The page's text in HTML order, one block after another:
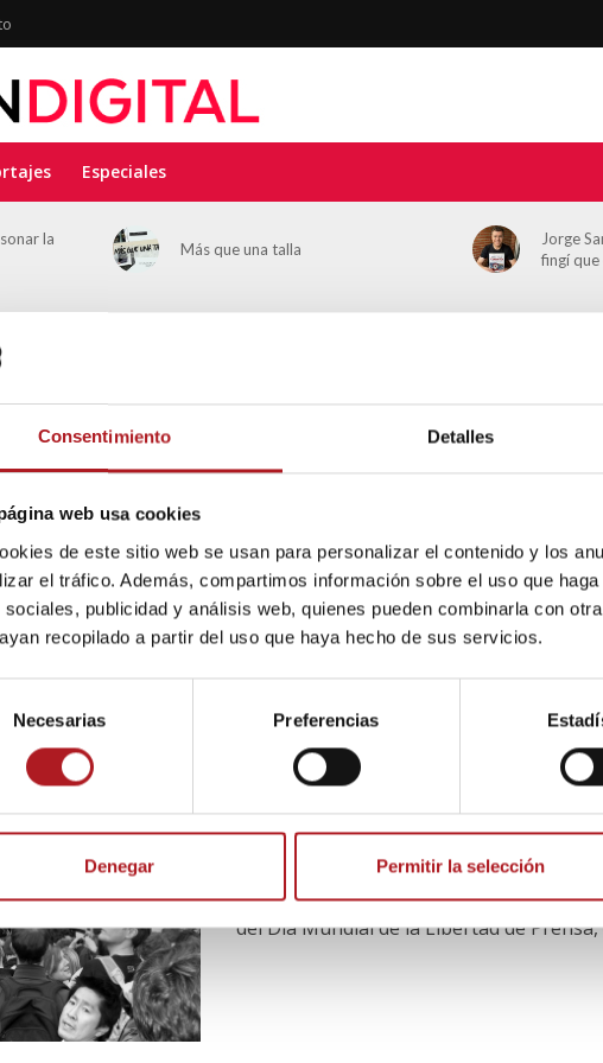
Consentimiento Detalles
web usa cookies
de este sitio web se usan para personalizar el contenido y los
el tráfico. Además, compartimos información sobre el uso que
sociales, publicidad y análisis web, quienes pueden combinarla con
recopilado a partir del uso que haya hecho de sus servicios.
Necesarias Preferencias
Denegar Permitir la selección
Especiales
la
Más que una talla
Jorge
fingí que
Blog
03/05/2012 Comentar
Los periodistas han salido ha
sede de la Asociación de Periodistas de
Los periodistas se
La Federación de Asociaciones de
del Día Mundial de la Libertad de